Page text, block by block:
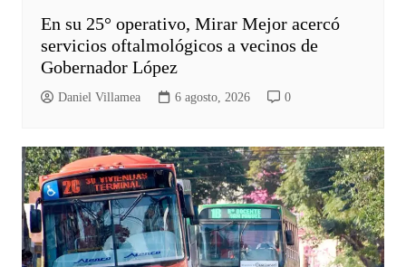
En su 25° operativo, Mirar Mejor acercó
servicios oftalmológicos a vecinos de
Gobernador López
Daniel Villamea 6 agosto, 2026 0